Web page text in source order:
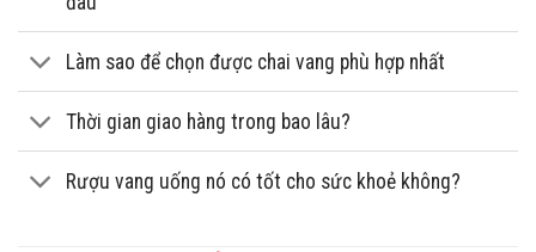
Làm sao để chọn được chai vang phù hợp nhất
Thời gian giao hàng trong bao lâu?
Rượu vang uống nó có tốt cho sức khoẻ không?